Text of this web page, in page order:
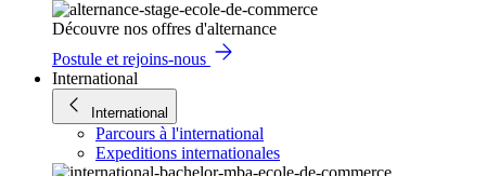
Découvre nos offres d'alternance
Postule et rejoins-nous
International
International
Parcours à l'international
Expeditions internationales